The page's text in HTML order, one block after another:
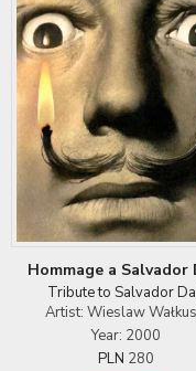
Hommage a Salvador
Tribute to Salvador
Artist: Wieslaw
Year: 2000
PLN 280